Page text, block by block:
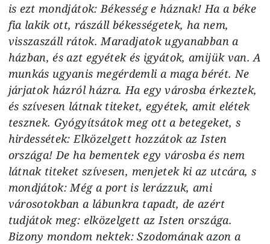
is ezt mondjátok: Békesség e háznak! Ha a béke
fia lakik ott, rászáll békességetek, ha nem,
visszaszáll rátok. Maradjatok ugyanabban a
házban, és azt egyétek és igyátok, amijük van. A
munkás ugyanis megérdemli a maga bérét. Ne
járjatok házról házra. Ha egy városba érkeztek,
és szívesen látnak titeket, egyétek, amit elétek
tesznek. Gyógyítsátok meg ott a betegeket, s
hirdessétek: Elközelgett hozzátok az Isten
országa! De ha bementek egy városba és nem
látnak titeket szívesen, menjetek ki az utcára, s
mondjátok: Még a port is lerázzuk, ami
városotokban a lábunkra tapadt, de azért
tudjátok meg: elközelgett az Isten országa.
Bizony mondom nektek: Szodomának azon a